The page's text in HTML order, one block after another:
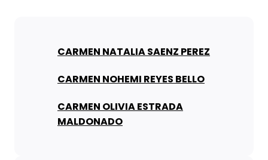
CARMEN NATALIA SAENZ PEREZ
CARMEN NOHEMI REYES BELLO
CARMEN OLIVIA ESTRADA
MALDONADO